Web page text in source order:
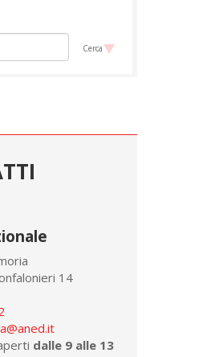
Cerca
14
dalle 9 alle 13